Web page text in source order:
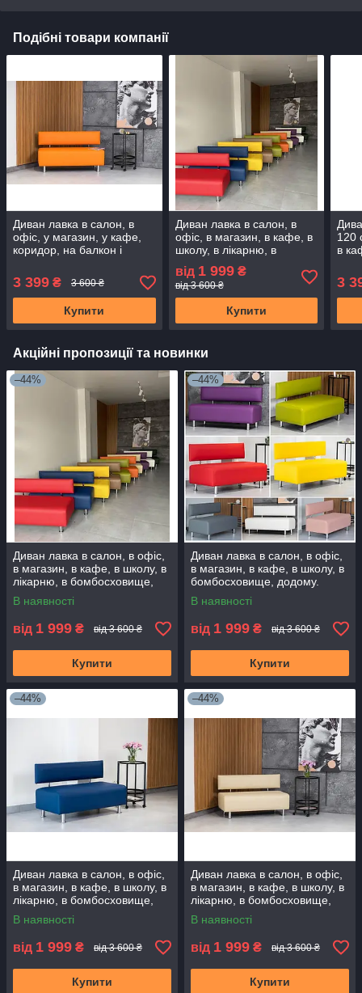
Подібні товари компанії
Диван лавка в салон, в
офіс, у магазин, у кафе,
коридор, на балкон і
Диванчик очікування
3 399 ₴ 3 600 ₴
Купити
Диван лавка в салон, в
офіс, в магазин, в кафе, в
школу, в лікарню, в
бомбосховище, додому.
Диванчик очікування
від 1 999₴
від 3 600 ₴
Купити
120
в
в
3
Акційні пропозиції та новинки
–44%
Диван лавка в салон, в офіс,
в магазин, в кафе, в школу, в
лікарню, в бомбосховище,
додому. Диванчик очікування
В наявності
від 1 999 ₴ від 3 600 ₴
Купити
–44%
Диван лавка в салон, в офіс,
в магазин, в кафе, в школу, в
бомбосховище, додому.
Диванчик очікування
В наявності
від 1 999 ₴ від 3 600 ₴
Купити
–44%
Диван лавка в салон, в офіс,
в магазин, в кафе, в школу, в
лікарню, в бомбосховище,
додому. Диванчик очікування
В наявності
від 1 999 ₴ від 3 600 ₴
Купити
–44%
Диван лавка в салон, в офіс,
в магазин, в кафе, в школу, в
лікарню, в бомбосховище,
додому. Диванчик очікування
В наявності
від 1 999 ₴ від 3 600 ₴
Купити